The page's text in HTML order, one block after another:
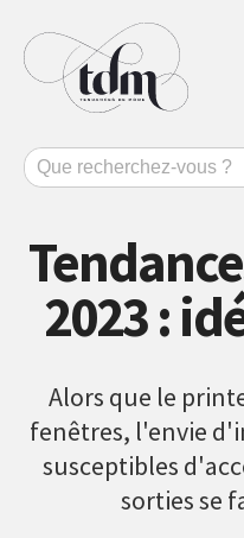
2023 :
Alors que le
fenêtres, l'envie
susceptibles
sorties se